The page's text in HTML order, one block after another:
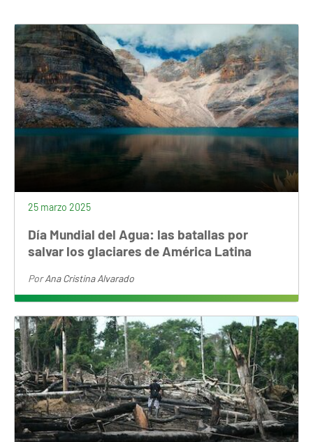
25 marzo 2025
Día Mundial del Agua: las batallas por
salvar los glaciares de América Latina
PorAna Cristina Alvarado